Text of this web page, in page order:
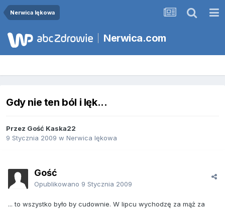
Nerwica lękowa
Nerwica.com
Gdy nie ten ból i lęk...
Przez Gość Kaska22
9 Stycznia 2009 w Nerwica lękowa
Gość
Opublikowano 9 Stycznia 2009
... to wszystko było by cudownie. W lipcu wychodzę za mąż za